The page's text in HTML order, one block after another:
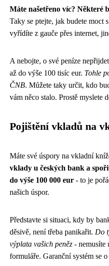
Máte našetřeno víc? Některé
Taky se ptejte, jak budete moct
vyřídíte z gauče přes internet,
A nebojte, o své peníze
až do výše 100 tisíc eur. Tohle
ČNB. Můžete taky určit, kdo
vám něco stalo. Prostě myslete
Pojištění vkladů na
Máte své úspory na vkladní
vklady u českých bank a
do výše 100 000 eur - to je
našich úspor.
Představte si situaci, kdy by
děsivě, není třeba panikařit. Do
výplata vašich peněz - nemusíte
formuláře. Garanční systém se